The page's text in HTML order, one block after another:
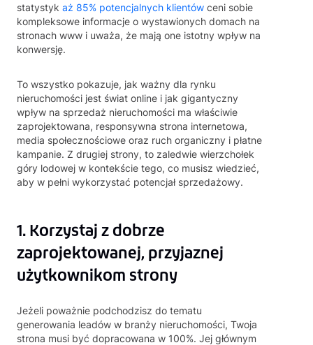
statystyk aż 85% potencjalnych klientów ceni sobie
kompleksowe informacje o wystawionych domach na
stronach www i uważa, że mają one istotny wpływ na
konwersję.
To wszystko pokazuje, jak ważny dla rynku
nieruchomości jest świat online i jak gigantyczny
wpływ na sprzedaż nieruchomości ma właściwie
zaprojektowana, responsywna strona internetowa,
media społecznościowe oraz ruch organiczny i płatne
kampanie. Z drugiej strony, to zaledwie wierzchołek
góry lodowej w kontekście tego, co musisz wiedzieć,
aby w pełni wykorzystać potencjał sprzedażowy.
1. Korzystaj z dobrze
zaprojektowanej, przyjaznej
użytkownikom strony
Jeżeli poważnie podchodzisz do tematu
generowania leadów w branży nieruchomości, Twoja
strona musi być dopracowana w 100%. Jej głównym